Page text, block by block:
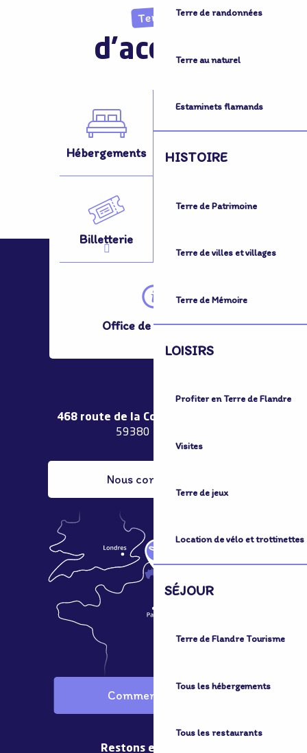
Terre de randonnées
Terre au naturel
Estaminets flamands
HISTOIRE
Terre de Patrimoine
Terre de villes et villages
Terre de Mémoire
LOISIRS
Profiter en Terre de Flandre
Visites
Terre de jeux
Location de vélo et trottinettes
SÉJOUR
Terre de Flandre Tourisme
Tous les hébergements
Tous les restaurants
Terre
d'accueil
Hébergements Activités
Billetterie
Office de Tourisme
468 route de la Couronne de Bierne
59380 Bergues
Nous contacter
Comment venir ?
Restons en contact